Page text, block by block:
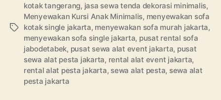
Tags
kotak tangerang, jasa sewa tenda dekorasi minimalis,
Menyewakan Kursi Anak Minimalis, menyewakan sofa
kotak single jakarta, menyewakan sofa murah jakarta,
menyewakan sofa single jakarta, pusat rental sofa
jabodetabek, pusat sewa alat event jakarta, pusat
sewa alat pesta jakarta, rental alat event jakarta,
rental alat pesta jakarta, sewa alat pesta, sewa alat
pesta jakarta